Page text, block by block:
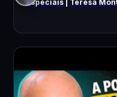
Especiais | Teresa